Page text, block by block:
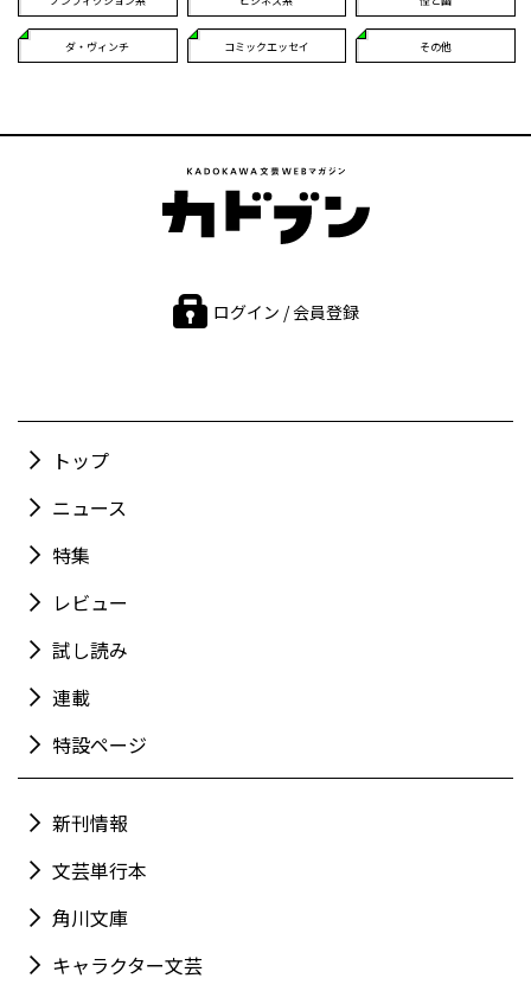
ダ・ヴィンチ コミックエッセイ その他
ログイン / 会員登録
トップ
ニュース
特集
レビュー
試し読み
連載
特設ページ
新刊情報
文芸単行本
角川文庫
キャラクター文芸